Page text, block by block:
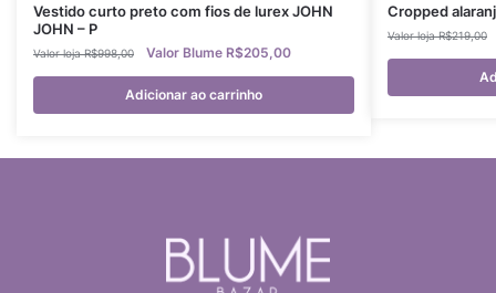
Vestido curto preto com fios de lurex JOHN
JOHN – P
R$998,00 R$205,00
Adicionar ao carrinho
Cropped
R$219,00